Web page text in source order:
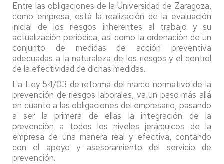
Entre las obligaciones de la Universidad de Zaragoza,
como empresa, está la realización de la evaluación
inicial de los riesgos inherentes al trabajo y su
actualización periódica, así como la ordenación de un
conjunto de medidas de acción preventiva
adecuadas a la naturaleza de los riesgos y el control
de la efectividad de dichas medidas.
La Ley 54/03 de reforma del marco normativo de la
prevención de riesgos laborales, va un paso más allá
en cuanto a las obligaciones del empresario, pasando
a ser la primera de ellas la integración de la
prevención a todos los niveles jerárquicos de la
empresa de una manera real y efectiva, contando
con el apoyo y asesoramiento del servicio de
prevención.